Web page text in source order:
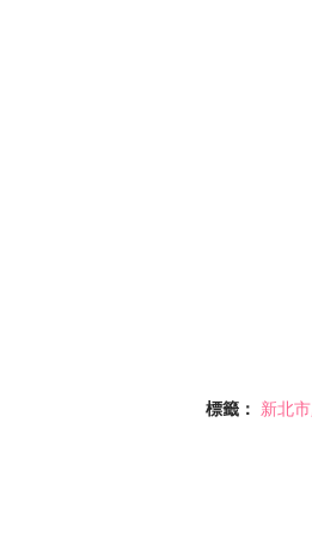
標籤： 新北市